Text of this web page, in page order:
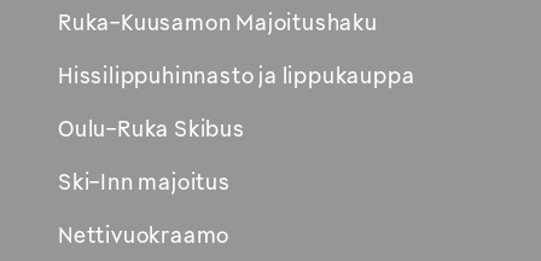
Ruka-Kuusamon Majoitushaku
ikkunaan
Hissilippuhinnasto ja lippukauppa
Oulu-Ruka Skibus
Ski-Inn majoitus
Nettivuokraamo